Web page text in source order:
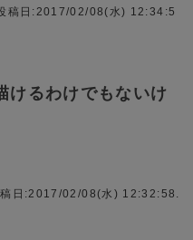
稿日:2017/02/08(水) 12:34:5
けるわけでもないけ
日:2017/02/08(水) 12:32:58.